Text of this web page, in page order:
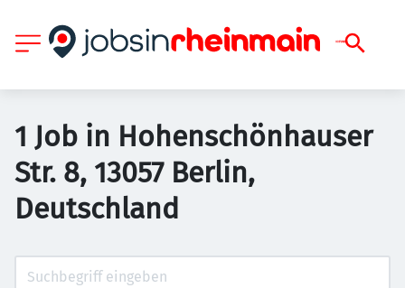
1 Job in Hohenschönhauser
Str. 8, 13057 Berlin,
Deutschland